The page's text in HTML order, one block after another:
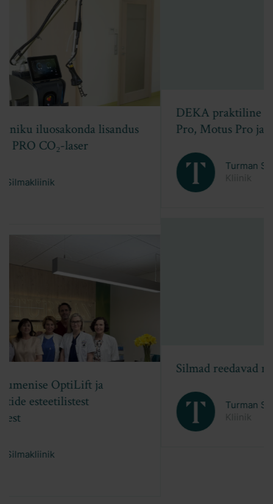
DEKA praktiline koolitus: fookuses Tetra
Pro, Motus Pro ja RedTouch
Silmad reedavad meie harjumusi
Turman Silmakliinik